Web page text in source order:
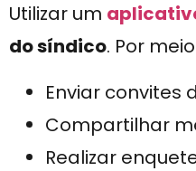
Utilizar um
do síndico. Por
Enviar convites
Compartilhar
Realizar